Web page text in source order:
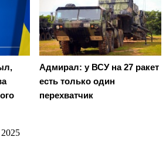
Адмирал: у ВСУ на 27 ракет
есть только один
перехватчик